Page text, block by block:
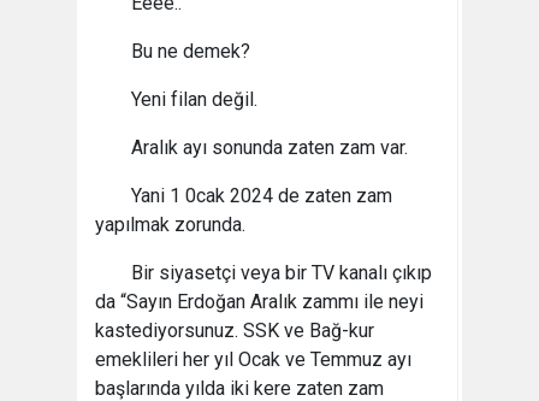
Bu ne demek?
Yeni filan değil.
Aralık ayı sonunda zaten zam var.
Yani 1 0cak 2024 de zaten zam
yapılmak zorunda.
Bir siyasetçi veya bir TV kanalı çıkıp
da “Sayın Erdoğan Aralık zammı ile neyi
kastediyorsunuz. SSK ve Bağ-kur
emeklileri her yıl Ocak ve Temmuz ayı
başlarında yılda iki kere zaten zam